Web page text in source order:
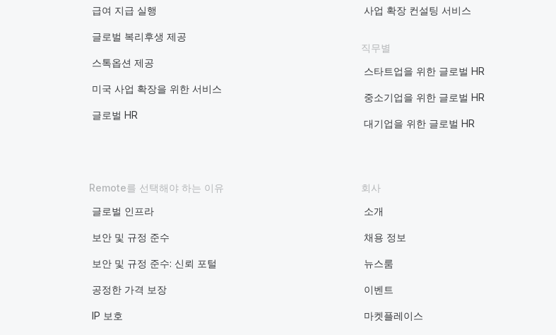
급여 지급 실행
글로벌 복리후생 제공
스톡옵션 제공
미국 사업 확장을 위한 서비스
글로벌 HR
사업 확장 컨설팅 서비스
직무별
스타트업을 위한 글로벌 HR
중소기업을 위한 글로벌 HR
대기업을 위한 글로벌 HR
Remote를 선택해야 하는 이유
글로벌 인프라
보안 및 규정 준수
보안 및 규정 준수: 신뢰 포털
공정한 가격 보장
IP 보호
회사
소개
채용 정보
뉴스룸
이벤트
마켓플레이스